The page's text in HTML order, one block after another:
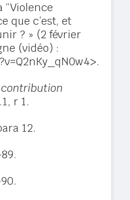
“Violence
que c’est, et
? » (2 février
(vidéo) :
r 1.
12.